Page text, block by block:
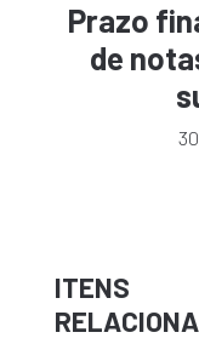
Prazo
de
ITENS